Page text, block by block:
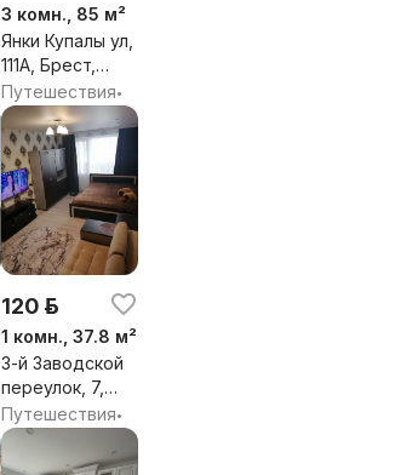
3 комн., 85 м²
Янки Купалы ул,
111А, Брест,
Брестская обл.
Путешествия•
120 р.
1 комн., 37.8 м²
3-й Заводской
переулок, 7,
Брест,
Брестская обл.
Путешествия•